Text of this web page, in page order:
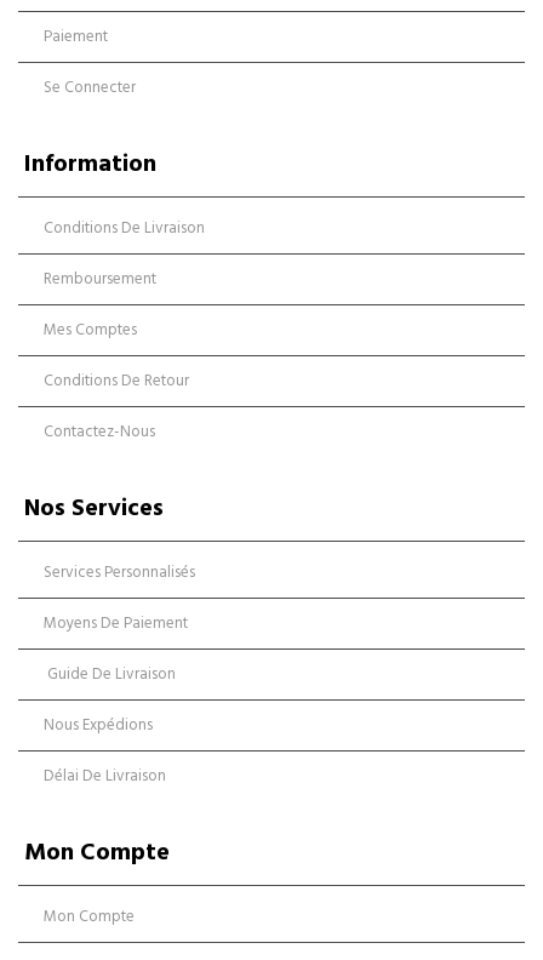
Paiement
Se Connecter
Information
Conditions De Livraison
Remboursement
Mes Comptes
Conditions De Retour
Contactez-Nous
Nos Services
Services Personnalisés
Moyens De Paiement
Guide De Livraison
Nous Expédions
Délai De Livraison
Mon Compte
Mon Compte